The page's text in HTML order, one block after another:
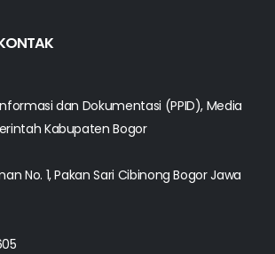
dan Dokumentasi (PPID), Media
Kabupaten Bogor
No. 1, Pakan Sari Cibinong Bogor Jawa